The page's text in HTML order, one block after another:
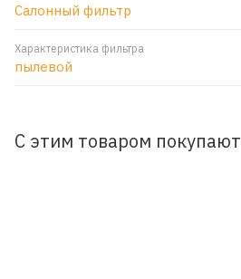
Салонный фильтр
Характеристика фильтра
пылевой
С этим товаром покупают